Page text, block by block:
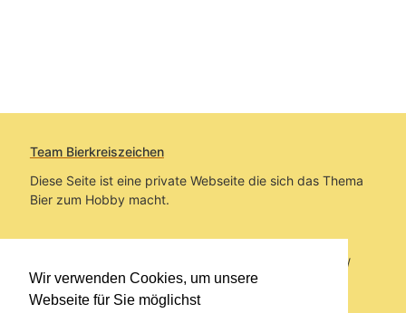
Wir verwenden Cookies, um unsere
Webseite für Sie möglichst
Team Bierkreiszeichen
Diese Seite ist eine private Webseite die sich das Thema
Bier zum Hobby macht.
Sie befinden sich auf https://www.bierkreiszeichen.at/
im Pfad:Übers Bier/Biersorten